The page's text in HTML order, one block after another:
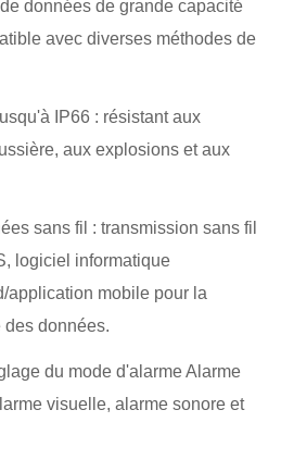
données de grande capacité
avec diverses méthodes de
IP66 : résistant aux
aux explosions et aux
sans fil : transmission sans fil
logiciel informatique
application mobile pour la
données.
du mode d'alarme Alarme
visuelle, alarme sonore et